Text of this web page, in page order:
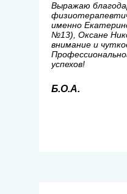
Выражаю
именно
№13), Оксане
внимание и
успехов!
Б.О.А.